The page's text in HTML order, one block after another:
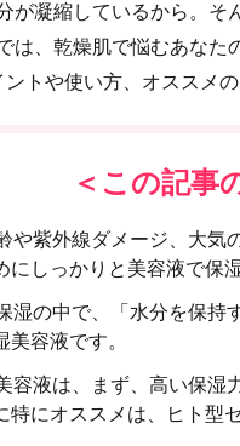
が凝縮しているから。
は、乾燥肌で悩むあな
トや使い方、オススメ
＜この記事
や紫外線ダメージ、大気
にしっかりと美容液で保
湿の中で、「水分を保持
容液です。
容液は、まず、高い保湿
特にオススメは、ヒト型